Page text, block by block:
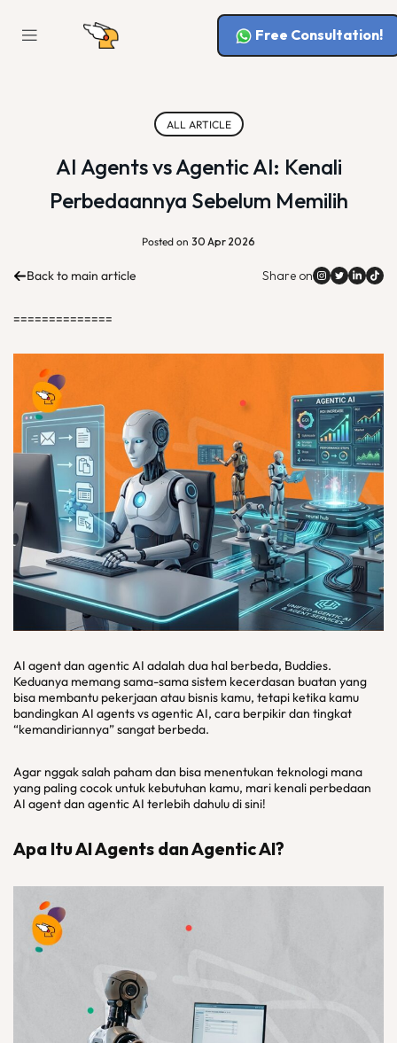
Free Consultation!
ALL ARTICLE
AI Agents vs Agentic AI: Kenali
Perbedaannya Sebelum Memilih
Posted on 30 Apr 2026
Back to main article Share on
==============
AI agent dan agentic AI adalah dua hal berbeda, Buddies.
Keduanya memang sama-sama sistem kecerdasan buatan yang
bisa membantu pekerjaan atau bisnis kamu, tetapi ketika kamu
bandingkan AI agents vs agentic AI, cara berpikir dan tingkat
“kemandiriannya” sangat berbeda.
Agar nggak salah paham dan bisa menentukan teknologi mana
yang paling cocok untuk kebutuhan kamu, mari kenali perbedaan
AI agent dan agentic AI terlebih dahulu di sini!
Apa Itu AI Agents dan Agentic AI?